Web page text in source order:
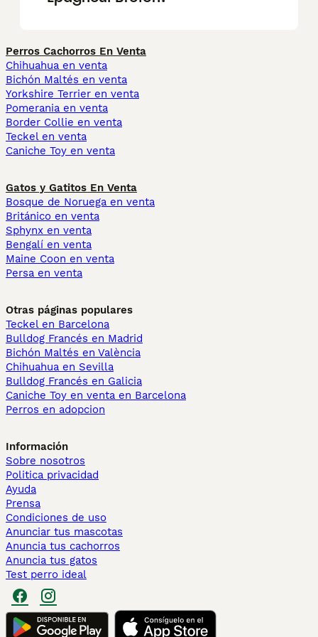
Perros Cachorros En Venta
Chihuahua en venta
Bichón Maltés en venta
Yorkshire Terrier en venta
Pomerania en venta
Border Collie en venta
Teckel en venta
Caniche Toy en venta
Gatos y Gatitos En Venta
Bosque de Noruega en venta
Británico en venta
Sphynx en venta
Bengalí en venta
Maine Coon en venta
Persa en venta
Otras páginas populares
Teckel en Barcelona
Bulldog Francés en Madrid
Bichón Maltés en València
Chihuahua en Sevilla
Bulldog Francés en Galicia
Caniche Toy en venta en Barcelona
Perros en adopcion
Información
Sobre nosotros
Politica privacidad
Ayuda
Prensa
Condiciones de uso
Anunciar tus mascotas
Anuncia tus cachorros
Anuncia tus gatos
Test perro ideal